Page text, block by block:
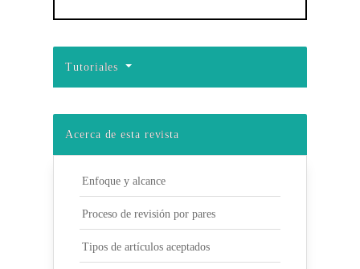
Tutoriales
Acerca de esta revista
Enfoque y alcance
Proceso de revisión por pares
Tipos de artículos aceptados